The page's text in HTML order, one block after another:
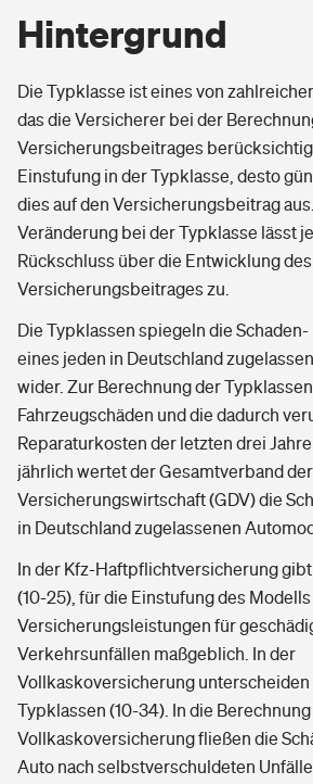
Hintergrund
Die Typklasse ist eines von
das die Versicherer bei der
Versicherungsbeitrages
Einstufung in der Typklasse, desto
dies auf den Versicherungsbeitrag
Veränderung bei der Typklasse lässt
Rückschluss über die Entwicklung
Versicherungsbeitrages zu.
Die Typklassen spiegeln die
eines jeden in Deutschland
wider. Zur Berechnung der
Fahrzeugschäden und die dadurch
Reparaturkosten der letzten drei
jährlich wertet der Gesamtverband
Versicherungswirtschaft (GDV) die
in Deutschland zugelassenen
In der Kfz-Haftpflichtversicherung gibt
(10-25), für die Einstufung des
Versicherungsleistungen für
Verkehrsunfällen maßgeblich. In der
Vollkaskoversicherung unterscheiden
Typklassen (10-34). In die
Vollkaskoversicherung fließen die
Auto nach selbstverschuldeten